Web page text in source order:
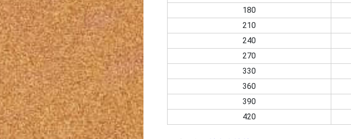
180
210
240
270
330
360
390
420